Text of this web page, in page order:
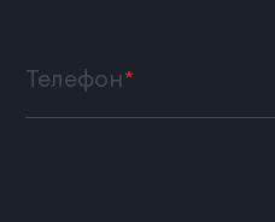
Телефон